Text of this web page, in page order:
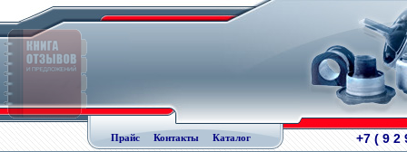
Прайс Контакты Каталог +7 ( 9 2